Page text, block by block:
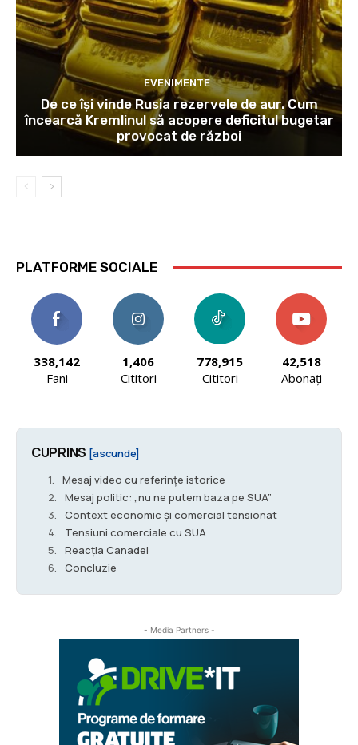
EVENIMENTE
De ce își vinde Rusia rezervele de aur. Cum
încearcă Kremlinul să acopere deficitul bugetar
provocat de război
PLATFORME SOCIALE
338,142
Fani
1,406
Cititori
778,915
Cititori
42,518
Abonați
CUPRINS [ascunde]
Mesaj video cu referințe istorice
Mesaj politic: „nu ne putem baza pe SUA”
Context economic și comercial tensionat
Tensiuni comerciale cu SUA
Reacția Canadei
Concluzie
- Media Partners -